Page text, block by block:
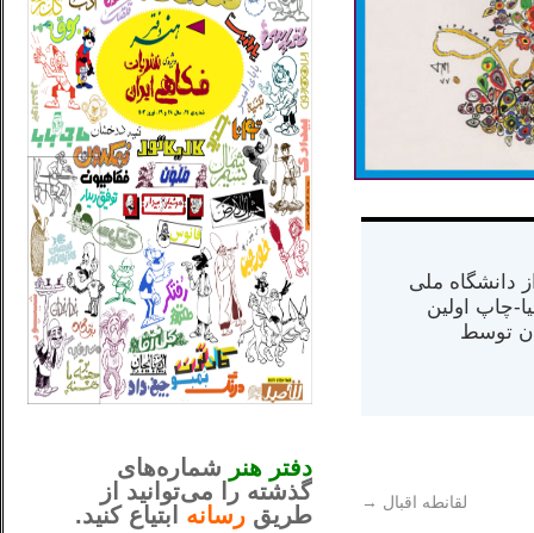
از دانشگاه ملی
در کالیفرنیا-چاپ اولین
در سال ۱۳۸۴ در ایران توسط
لقانطه اقبال →
دفتر هنر شماره‌های
گذشته را می‌توانید از
طریق رسانه ابتیاع کنید.